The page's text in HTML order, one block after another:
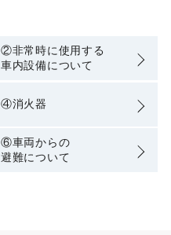
②非常時に使用する
車内設備について
④消火器
⑥車両からの
避難について